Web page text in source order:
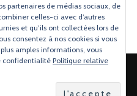
partenaires de médias sociaux, de
celles-ci avec d’autres
et qu’ils ont collectées lors de
consentez à nos cookies si vous
amples informations, vous
confidentialité Politique relative